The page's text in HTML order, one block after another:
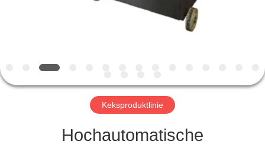
QUALITÄTSKONTROLLE
SIE
MIT
Keksproduktlinie
Hochautomatische